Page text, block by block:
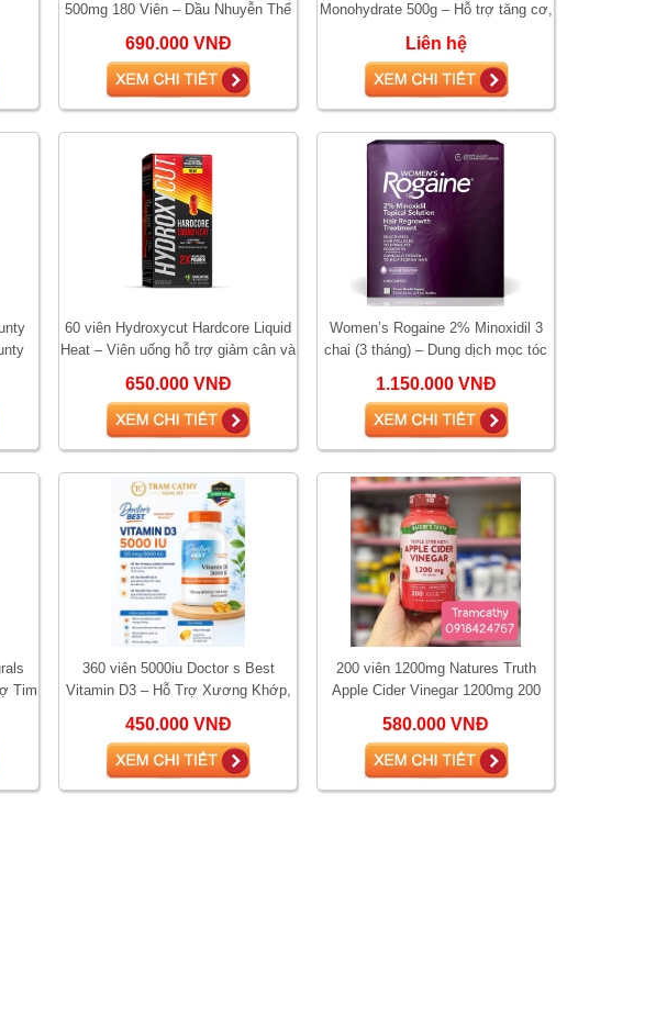
500mg 180 Viên – Dầu Nhuyễn Thể
690.000 VNĐ
Monohydrate 500g – Hỗ trợ tăng cơ,
tăng sức mạnh và hiệu suất tập
luyện
Liên hệ
60 viên Hydroxycut Hardcore Liquid
Heat – Viên uống hỗ trợ giảm cân và
650.000 VNĐ
Women’s Rogaine 2% Minoxidil 3
chai (3 tháng) – Dung dịch mọc tóc
1.150.000 VNĐ
Tim
360 viên 5000iu Doctor s Best
Vitamin D3 – Hỗ Trợ Xương Khớp,
450.000 VNĐ
200 viên 1200mg Natures Truth
Apple Cider Vinegar 1200mg 200
Hóa
580.000 VNĐ